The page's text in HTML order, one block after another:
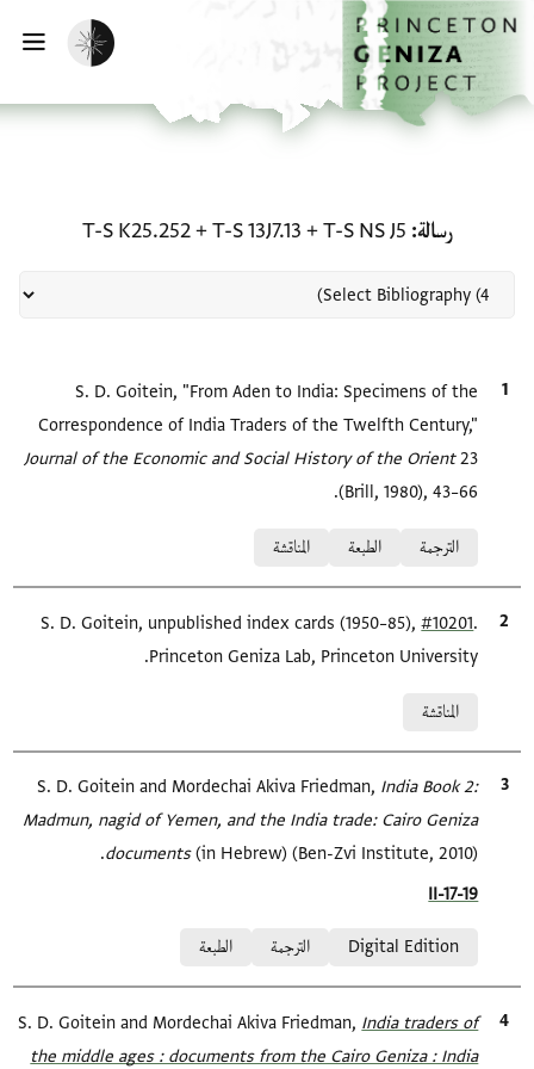
إلى المحتوى الرئيسي
الرئيسية
تفعيل الوضع المظلم
رسالة T-S NS J5
+
T-S 13J7.13
+
T-S K25.252
الاقتباس المرجعي
S. D. Goitein, "From Aden to India: Specimens of the
Correspondence of India Traders of the Twelfth Century,"
Journal of the Economic and Social History of the Orient23
(Brill, 1980), 43–66.
الترجمة
الطبعة المناقشة
الاقتباس المرجعيS. D. Goitein, unpublished index cards (1950–85),#10201
Princeton Geniza Lab, Princeton University.
المناقشة
الاقتباس المرجعي S. D. Goitein and Mordechai Akiva Friedman,India Book 2:
Madmun, nagid of Yemen, and the India trade: Cairo Geniza
documents‎(in Hebrew) (Ben-Zvi Institute, 2010).
Location in source
II-17-19
Digital Edition
الترجمة الطبعة
الاقتباس المرجعي S. D. Goitein and Mordechai Akiva Friedman,India traders of
the middle ages : documents from the Cairo Geniza : India